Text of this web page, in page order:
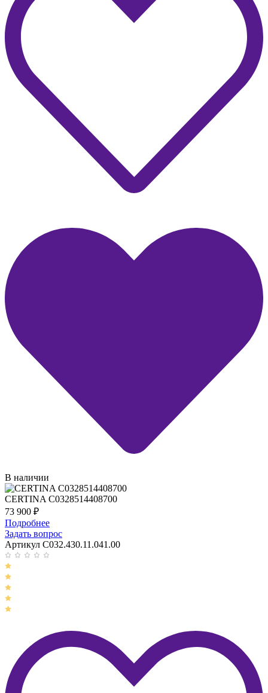
В наличии
CERTINA C0328514408700
73 900 ₽
Подробнее
Задать вопрос
Артикул C032.430.11.041.00